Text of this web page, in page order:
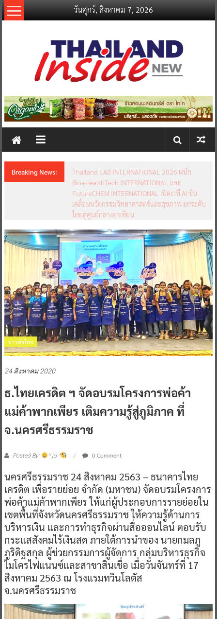
Skip
to
วันศุกร์, สิงหาคม 7, 2026
thailandinsidenew.com
Thailand
New
Breaking News:
Thailand LAB INTERNATIONAL 2026 ผนึก
Bio+HealthTech INTERNATIONAL และ
FutureCHEM INTERNATIONAL เปิดเวที AI ขับ
เคลื่อนนวัตกรรมวิทยาศาสตร์และสุขภาพ ยกระดับ
ไทยสู่ศูนย์กลางอาเซียน
ข่าวทั่วไทย
24 สิงหาคม 2020
ธ.ไทยเครดิต ฯ จัดอบรมโครงการพ่อค้า
แม่ค้าพากเพียร เติมความรู้สู่ภูมิภาค ที่
จ.นครศรีธรรมราช
Posted By: ^ jo ^ 0 Comment
นครศรีธรรมราช 24 สิงหาคม 2563 – ธนาคารไทย
เครดิต เพื่อรายย่อย จำกัด (มหาชน) จัดอบรมโครงการ
พ่อค้าแม่ค้าพากเพียร ให้แก่ผู้ประกอบการรายย่อยใน
เขตพื้นที่จังหวัดนครศรีธรรมราช ให้ความรู้ด้านการ
บริหารเงิน และการทำธุรกิจผ่านสื่อออนไลน์ ตอบรับ
กระแสสังคมไร้เงินสด ภายใต้การนำของ นายกมลภู
ภูริดิฐสกุล ผู้ช่วยกรรมการผู้จัดการ กลุ่มบริหารธุรกิจ
ไมโครไฟแนนซ์และสาขาสินเชื่อ เมื่อวันจันทร์ที่ 17
สิงหาคม 2563 ณ โรงแรมทวินโลตัส
จ.นครศรีธรรมราช